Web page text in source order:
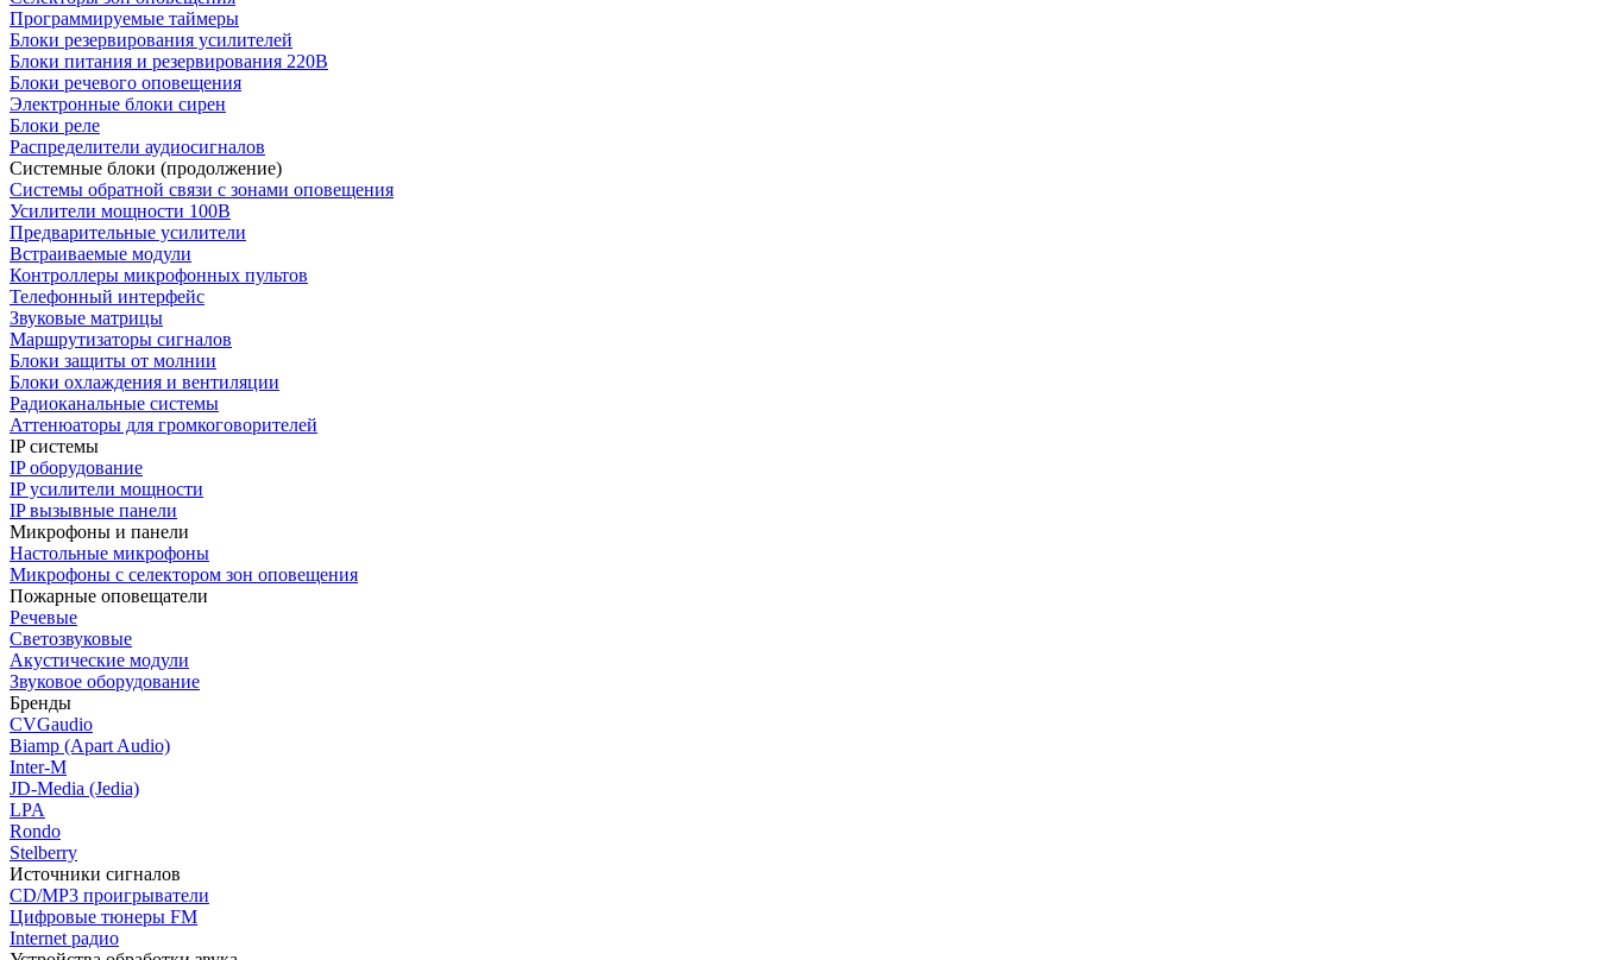
Программируемые таймеры
Блоки резервирования усилителей
Блоки питания и резервирования 220В
Блоки речевого оповещения
Электронные блоки сирен
Блоки реле
Распределители аудиосигналов
Системные блоки (продолжение)
Системы обратной связи с зонами оповещения
Усилители мощности 100В
Предварительные усилители
Встраиваемые модули
Контроллеры микрофонных пультов
Телефонный интерфейс
Звуковые матрицы
Маршрутизаторы сигналов
Блоки защиты от молнии
Блоки охлаждения и вентиляции
Радиоканальные системы
Аттенюаторы для громкоговорителей
IP системы
IP оборудование
IP усилители мощности
IP вызывные панели
Микрофоны и панели
Настольные микрофоны
Микрофоны с селектором зон оповещения
Пожарные оповещатели
Речевые
Светозвуковые
Акустические модули
Звуковое оборудование
Бренды
CVGaudio
Biamp (Apart Audio)
Inter-M
JD-Media (Jedia)
LPA
Rondo
Stelberry
Источники сигналов
CD/MP3 проигрыватели
Цифровые тюнеры FM
Internet радио